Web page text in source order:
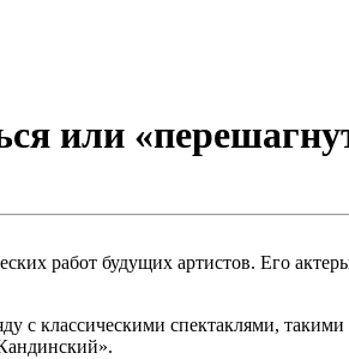
или
работ будущих артистов. Его
с классическими спектаклями,